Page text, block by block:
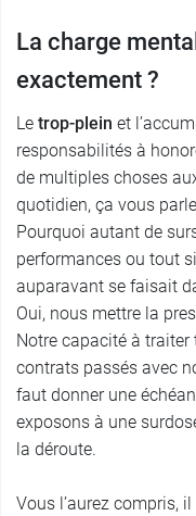
La charge
exactement ?
Le trop-plein et
responsabilités à
de multiples choses
quotidien, ça vous
Pourquoi autant de
performances ou tout
auparavant se faisait
Oui, nous mettre la
Notre capacité à
contrats passés avec
faut donner une
exposons à une
la déroute.
Vous l’aurez compris,